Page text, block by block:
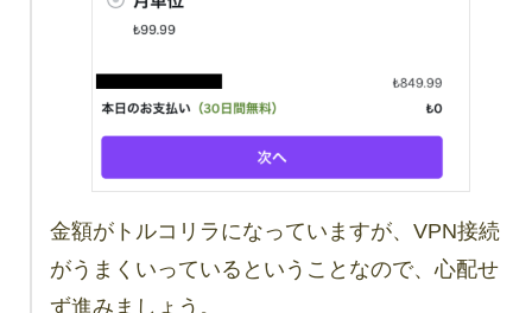
金額がトルコリラになっていますが、VPN接続
がうまくいっているということなので、心配せ
ず進みましょう。